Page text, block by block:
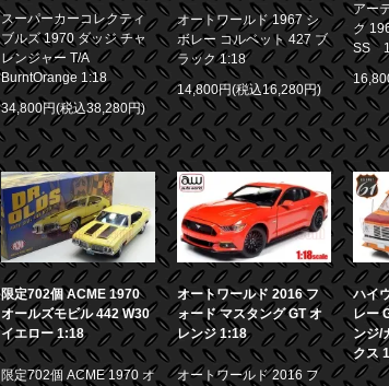
スーパーカーコレクティ
ブルズ 1970 ダッジ チャ
レンジャー T/A
BurntOrange 1:18
34,800円(税込38,280円)
オートワールド 1967 シ
ボレー コルベット 427 ブ
ラック 1:18
14,800円(税込16,280円)
アー
ク
SS
限定702個 ACME 1970
オールズモビル 442 W30
イエロー 1:18
限定702個 ACME 1970 オ
オートワールド 2016 フ
ォード マスタング GT オ
レンジ 1:18
オートワールド 2016 フ
ハイ
レー
ンジ/
クス